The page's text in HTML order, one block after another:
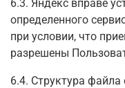
6.3. Яндекс вправе
определенного
при условии, что
разрешены
6.4. Структура файла